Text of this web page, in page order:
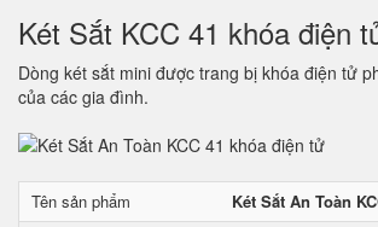
Két Sắt KCC 41 khóa điện
Dòng két sắt mini được trang bị khóa điện tử
của các gia đình.
Tên sản phẩm
Két Sắt An Toàn